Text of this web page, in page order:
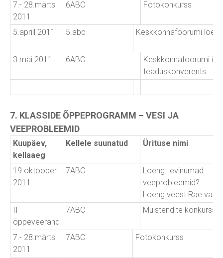
7.- 28.märts
2011
6ABC Fotokonkurss
5.aprill 2011 5.abc Keskkonnafoorumi loeng
3.mai 2011 6ABC
Keskkonnafoorumi
teaduskonverents
7. KLASSIDE ÕPPEPROGRAMM – VESI JA
VEEPROBLEEMID
Kuupäev,
kellaaeg
Kellele suunatud Ürituse nimi
19.oktoober
2011
7ABC
Loeng: levinumad
veeprobleemid?
Loeng veest Rae
II
õppeveerand
7ABC Muistendite konkurss
7.- 28.märts
2011
7ABC Fotokonkurss